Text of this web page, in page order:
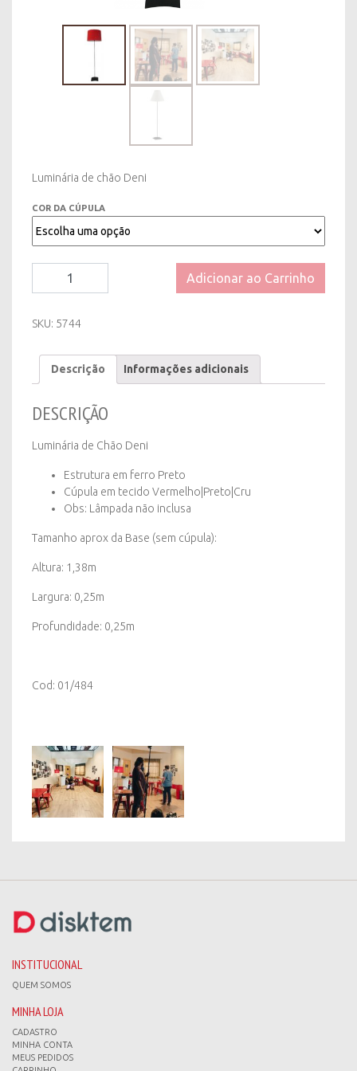
Luminária de chão Deni
COR DA CÚPULA
Deni
Cúpula
Vermelha|
quantity
Adicionar ao Carrinho
SKU: 5744
Descrição Informações adicionais
DESCRIÇÃO
Luminária de Chão Deni
Estrutura em ferro Preto
Cúpula em tecido Vermelho|Preto|Cru
Obs: Lâmpada não inclusa
Tamanho aprox da Base (sem cúpula):
Altura: 1,38m
Largura: 0,25m
Profundidade: 0,25m
Cod: 01/484
INSTITUCIONAL
QUEM SOMOS
MINHA LOJA
CADASTRO
MINHA CONTA
MEUS PEDIDOS